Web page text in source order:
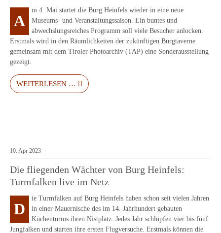
A
m 4. Mai startet die Burg Heinfels wieder in eine neue
Museums- und Veranstaltungssaison. Ein buntes und
abwechslungsreiches Programm soll viele Besucher anlocken.
Erstmals wird in den Räumlichkeiten der zukünftigen Burgtaverne
gemeinsam mit dem Tiroler Photoarchiv (TAP) eine Sonderausstellung
gezeigt.
WEITERLESEN …
10. Apr 2023
Die fliegenden Wächter von Burg Heinfels:
Turmfalken live im Netz
D
ie Turmfalken auf Burg Heinfels haben schon seit vielen Jahren
in einer Mauernische des im 14. Jahrhundert gebauten
Küchenturms ihren Nistplatz. Jedes Jahr schlüpfen vier bis fünf
Jungfalken und starten ihre ersten Flugversuche. Erstmals können die